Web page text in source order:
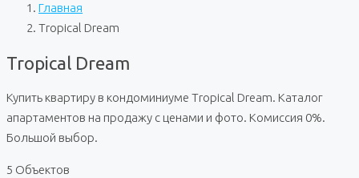
Главная
Tropical Dream
Tropical Dream
Купить квартиру в кондоминиуме Tropical Dream. Каталог
апартаментов на продажу с ценами и фото. Комиссия 0%.
Большой выбор.
5 Объектов